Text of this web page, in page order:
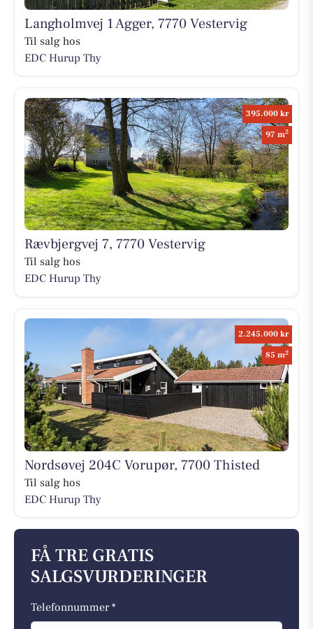
Langholmvej 1 Agger, 7770 Vestervig
Til salg hos
EDC Hurup Thy
395.000 kr
97 m2
Rævbjergvej 7, 7770 Vestervig
Til salg hos
EDC Hurup Thy
2.245.000 kr
85 m2
Nordsøvej 204C Vorupør, 7700 Thisted
Til salg hos
EDC Hurup Thy
FÅ TRE GRATIS
SALGSVURDERINGER
Telefonnummer *